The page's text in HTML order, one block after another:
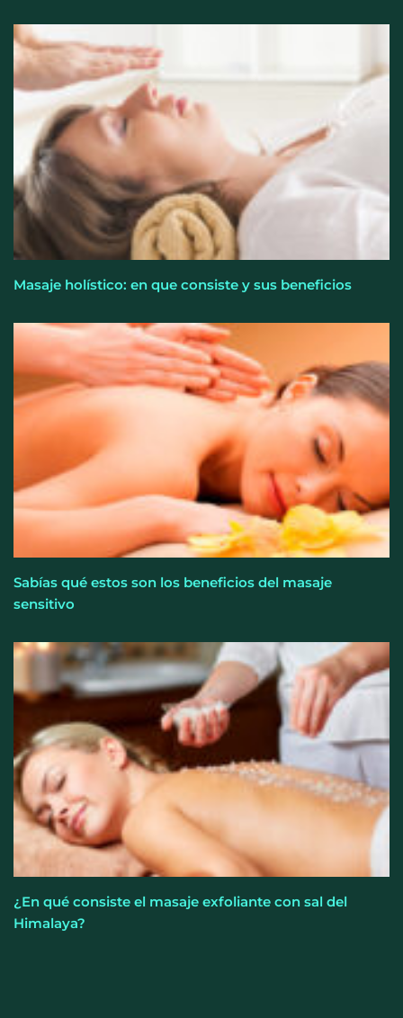
El kit del verano que deshincha y evita acumular
grasa
Masaje holístico: en que consiste y sus beneficios
Sabías qué estos son los beneficios del masaje
sensitivo
¿En qué consiste el masaje exfoliante con sal del
Himalaya?